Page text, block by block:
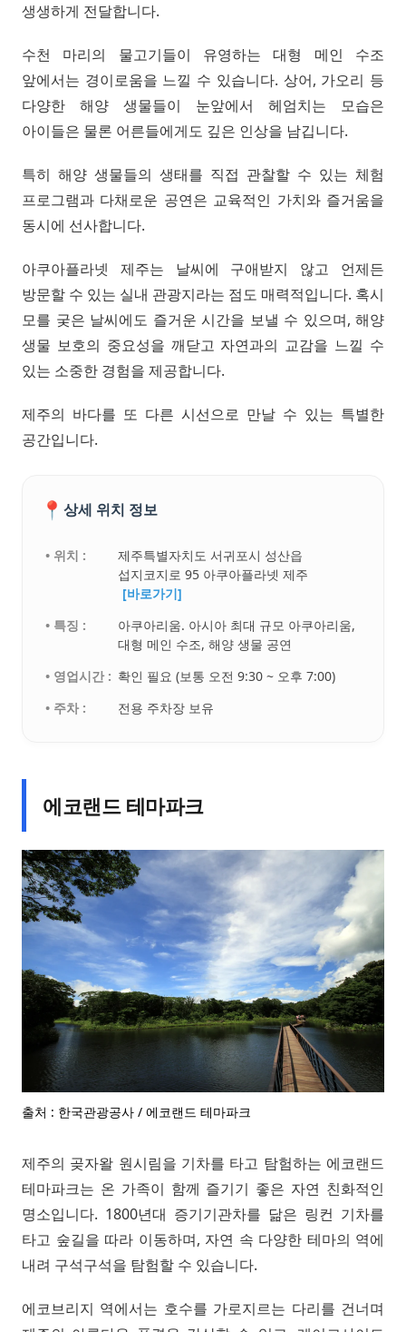
생생하게 전달합니다.
수천 마리의 물고기들이 유영하는 대형 메인 수조
앞에서는 경이로움을 느낄 수 있습니다. 상어, 가오리 등
다양한 해양 생물들이 눈앞에서 헤엄치는 모습은
아이들은 물론 어른들에게도 깊은 인상을 남깁니다.
특히 해양 생물들의 생태를 직접 관찰할 수 있는 체험
프로그램과 다채로운 공연은 교육적인 가치와 즐거움을
동시에 선사합니다.
아쿠아플라넷 제주는 날씨에 구애받지 않고 언제든
방문할 수 있는 실내 관광지라는 점도 매력적입니다. 혹시
모를 궂은 날씨에도 즐거운 시간을 보낼 수 있으며, 해양
생물 보호의 중요성을 깨닫고 자연과의 교감을 느낄 수
있는 소중한 경험을 제공합니다.
제주의 바다를 또 다른 시선으로 만날 수 있는 특별한
공간입니다.
📍 상세 위치 정보
• 위치 :
제주특별자치도 서귀포시 성산읍
섭지코지로 95 아쿠아플라넷 제주
[바로가기]
• 특징 :
아쿠아리움. 아시아 최대 규모 아쿠아리움,
대형 메인 수조, 해양 생물 공연
• 영업시간 : 확인 필요 (보통 오전 9:30 ~ 오후 7:00)
• 주차 :
전용 주차장 보유
에코랜드 테마파크
출처 : 한국관광공사 / 에코랜드 테마파크
제주의 곶자왈 원시림을 기차를 타고 탐험하는 에코랜드
테마파크는 온 가족이 함께 즐기기 좋은 자연 친화적인
명소입니다. 1800년대 증기기관차를 닮은 링컨 기차를
타고 숲길을 따라 이동하며, 자연 속 다양한 테마의 역에
내려 구석구석을 탐험할 수 있습니다.
에코브리지 역에서는 호수를 가로지르는 다리를 건너며